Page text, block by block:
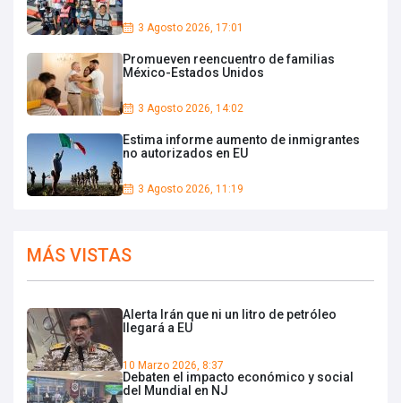
3 Agosto 2026, 17:01
Promueven reencuentro de familias
México-Estados Unidos
3 Agosto 2026, 14:02
Estima informe aumento de inmigrantes
no autorizados en EU
3 Agosto 2026, 11:19
MÁS VISTAS
Alerta Irán que ni un litro de petróleo
llegará a EU
10 Marzo 2026, 8:37
Debaten el impacto económico y social
del Mundial en NJ